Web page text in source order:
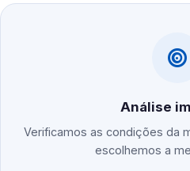
Análise
Verificamos as condições da
escolhemos a